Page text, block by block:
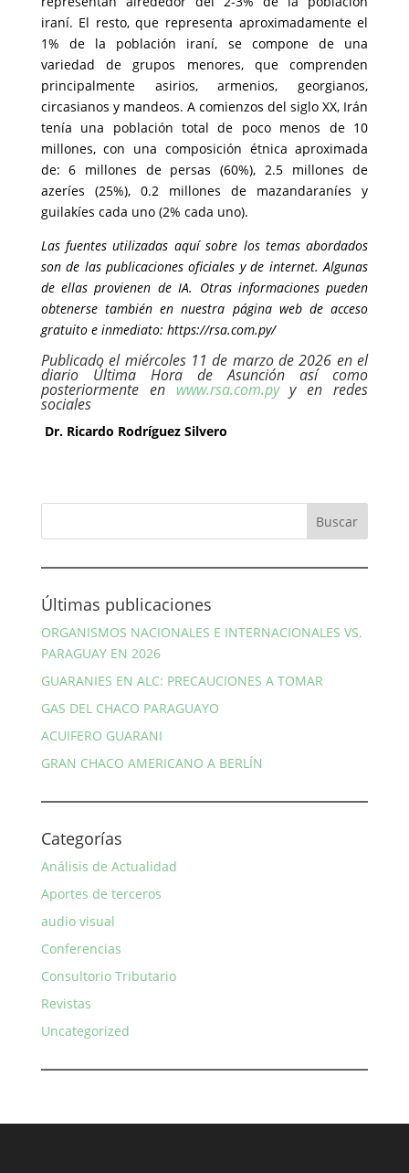
iraní. El resto, que representa aproximadamente el
1% de la población iraní, se compone de una
variedad de grupos menores, que comprenden
principalmente asirios, armenios, georgianos,
circasianos y mandeos. A comienzos del siglo XX, Irán
tenía una población total de poco menos de 10
millones, con una composición étnica aproximada
de: 6 millones de persas (60%), 2.5 millones de
azeríes (25%), 0.2 millones de mazandaraníes y
guilakíes cada uno (2% cada uno).
Las fuentes utilizadas aquí sobre los temas abordados
son de las publicaciones oficiales y de internet. Algunas
de ellas provienen de IA. Otras informaciones pueden
obtenerse también en nuestra página web de acceso
gratuito e inmediato: https://rsa.com.py/
Publicado el miércoles 11 de marzo de 2026 en el
diario Última Hora de Asunción así como
posteriormente en www.rsa.com.pyy en redes
sociales
Dr. Ricardo Rodríguez Silvero
Últimas publicaciones
ORGANISMOS NACIONALES E INTERNACIONALES VS.
PARAGUAY EN 2026
GUARANIES EN ALC: PRECAUCIONES A TOMAR
GAS DEL CHACO PARAGUAYO
ACUIFERO GUARANI
GRAN CHACO AMERICANO A BERLÍN
Categorías
Análisis de Actualidad
Aportes de terceros
audio visual
Conferencias
Consultorio Tributario
Revistas
Uncategorized